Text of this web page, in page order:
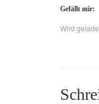
Gefällt mir:
Wird